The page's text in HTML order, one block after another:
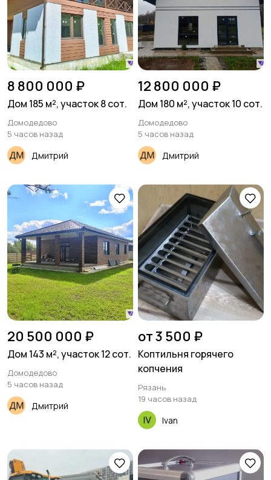
8 800 000 ₽
Дом 185 м², участок 8 сот.
Домодедово
5 часов назад
Дмитрий
12 800 000 ₽
Дом 180 м², участок 10 сот.
Домодедово
5 часов назад
Дмитрий
20 500 000 ₽
Дом 143 м², участок 12 сот.
Домодедово
5 часов назад
Дмитрий
от 3 500 ₽
Коптильня горячего
копчения
Рязань
19 часов назад
Ivan